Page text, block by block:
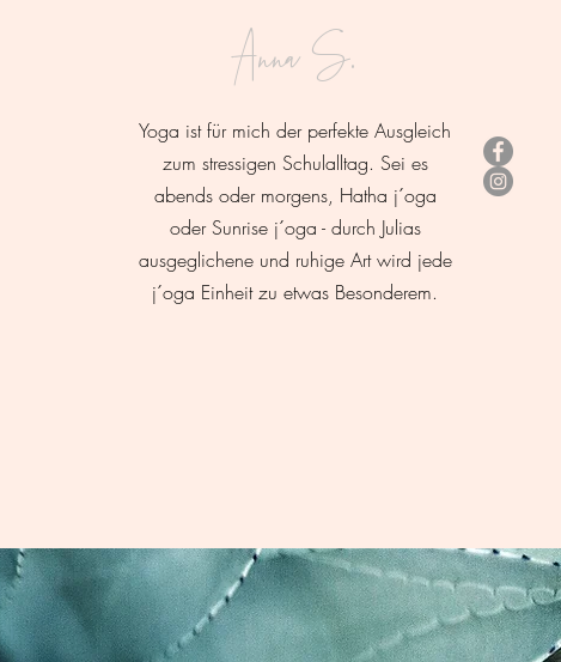
Anna S.
Yoga ist für mich der perfekte Ausgleich
zum stressigen Schulalltag. Sei es
abends oder morgens, Hatha j´oga
oder Sunrise j´oga - durch Julias
ausgeglichene und ruhige Art wird jede
j´oga Einheit zu etwas Besonderem.